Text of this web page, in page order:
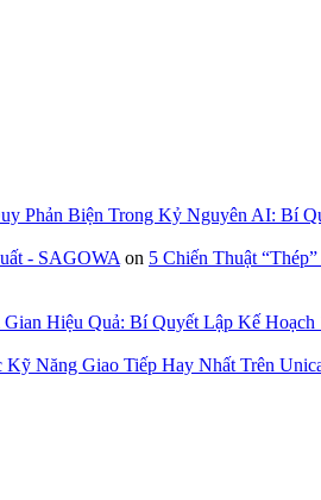
Phản Biện Trong Kỷ Nguyên AI: Bí
- SAGOWA on 5 Chiến Thuật
Hiệu Quả: Bí Quyết Lập Kế
Kỹ Năng Giao Tiếp Hay Nhất Trên